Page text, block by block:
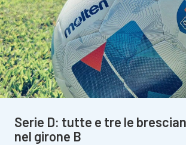
Serie D: tutte e tre le
nel girone B